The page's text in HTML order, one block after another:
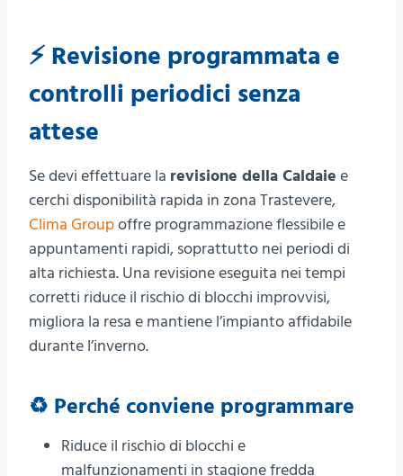
⚡ Revisione programmata e
controlli periodici senza
attese
Se devi effettuare la revisione della Caldaie e
cerchi disponibilità rapida in zona Trastevere,
Clima Groupoffre programmazione flessibile e
appuntamenti rapidi, soprattutto nei periodi di
alta richiesta. Una revisione eseguita nei tempi
corretti riduce il rischio di blocchi improvvisi,
migliora la resa e mantiene l’impianto affidabile
durante l’inverno.
♻️ Perché conviene programmare
Riduce il rischio di blocchi e
malfunzionamenti in stagione fredda